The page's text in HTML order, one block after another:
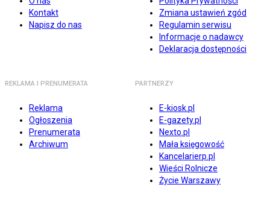
Kontakt
Napisz do nas
Zmiana ustawień zgód
Regulamin serwisu
Informacje o nadawcy
Deklaracja dostępności
REKLAMA I PRENUMERATA
Reklama
Ogłoszenia
Prenumerata
Archiwum
PARTNERZY
E-kiosk.pl
E-gazety.pl
Nexto.pl
Mała księgowość
Kancelarierp.pl
Wieści Rolnicze
Życie Warszawy